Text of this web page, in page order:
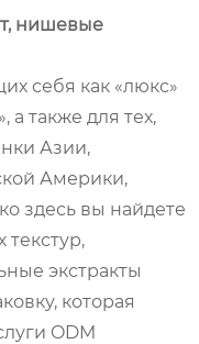
нишевые
себя как «люкс»
а также для тех,
Азии,
Америки,
здесь вы найдете
экстракты
которая
ODM